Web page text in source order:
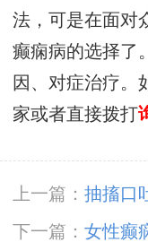
法，可是在面对
癫痫病的选择了
因、对症治疗。
家或者直接拨打
上一篇： 抽搐口
下一篇： 女性癫